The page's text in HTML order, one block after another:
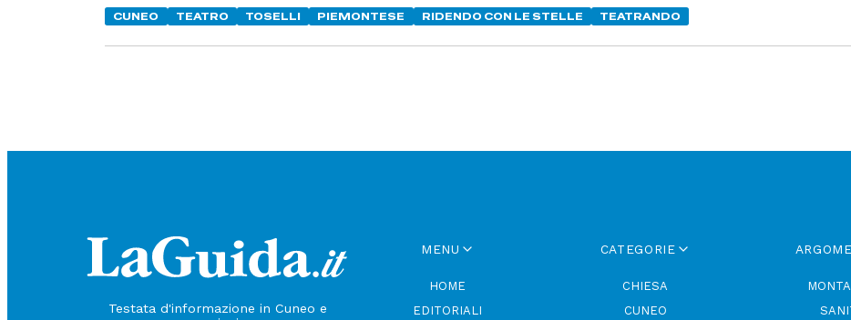
CUNEO TEATRO TOSELLI PIEMONTESE RIDENDO CON LE STELLE TEATRANDO
Testata d'informazione in Cuneo e
MENU
HOME
EDITORIALI
CATEGORIE
CHIESA
CUNEO